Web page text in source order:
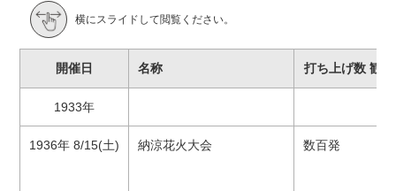
横にスライドして閲覧ください。
開催日 名称 打ち上げ数 観
1933年
1936年 8/15(土) 納涼花火大会 数百発